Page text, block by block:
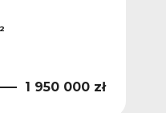
2
1 950 000 zł